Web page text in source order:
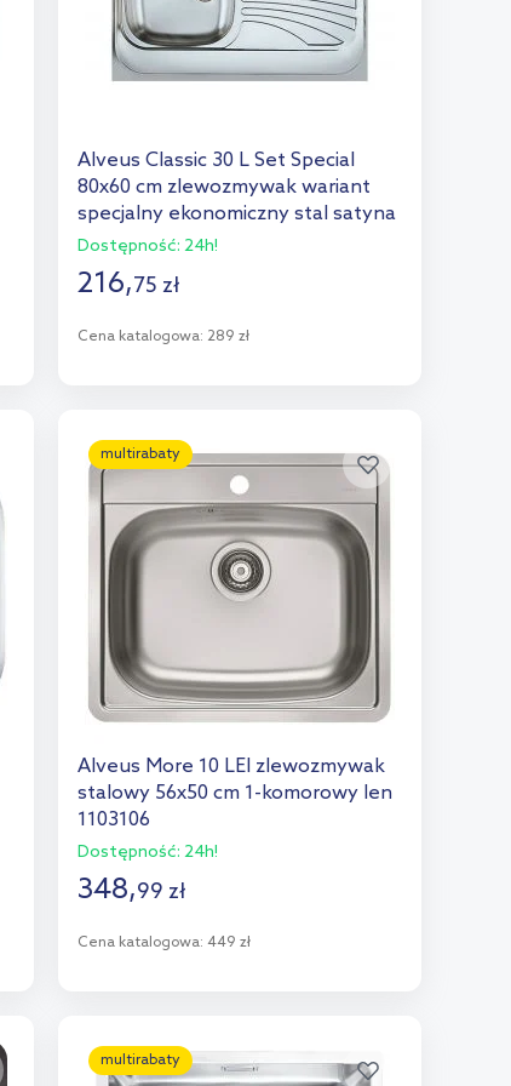
Alveus Classic 30 L Set Special
80x60 cm zlewozmywak wariant
specjalny ekonomiczny stal satyna
1009328KF
Dostępność: 24h!
216,75 zł
Cena katalogowa: 289 zł
Dodaj do porównania
multirabaty
Alveus More 10 LEI zlewozmywak
stalowy 56x50 cm 1-komorowy len
1103106
Dostępność: 24h!
348,99 zł
Cena katalogowa: 449 zł
Dodaj do porównania
multirabaty